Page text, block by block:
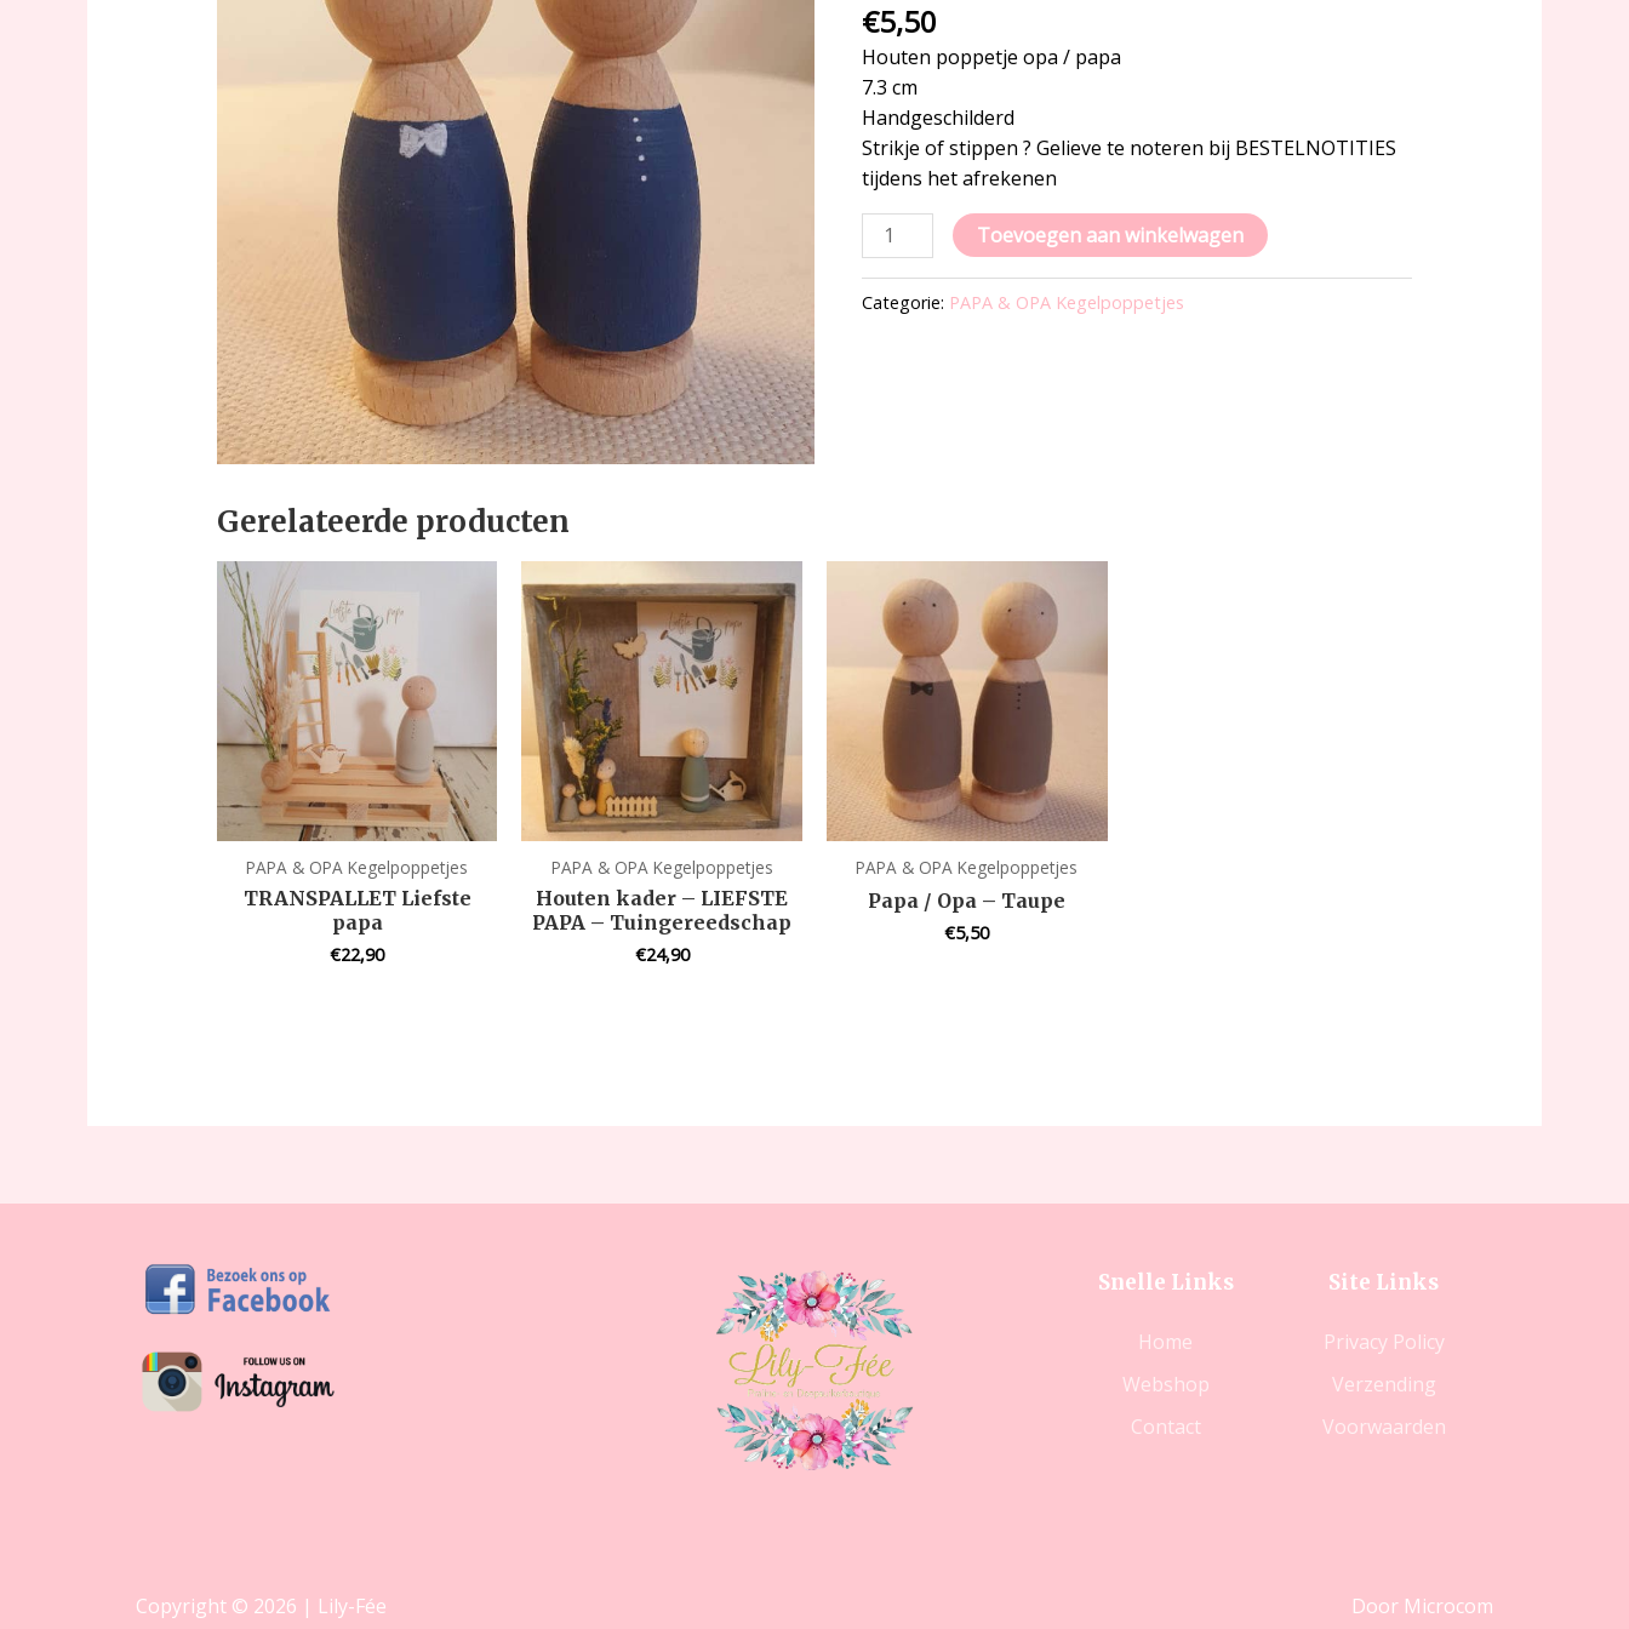
€5,50
Houten poppetje opa / papa
7.3 cm
Handgeschilderd
Strikje of stippen ? Gelieve te noteren bij BESTELNOTITIES
tijdens het afrekenen
aantal
Toevoegen aan winkelwagen
Categorie: PAPA & OPA Kegelpoppetjes
Gerelateerde producten
PAPA & OPA Kegelpoppetjes
TRANSPALLET Liefste
papa
€22,90
PAPA & OPA Kegelpoppetjes
Houten kader – LIEFSTE
PAPA – Tuingereedschap
€24,90
PAPA & OPA Kegelpoppetjes
Papa / Opa – Taupe
€5,50
Snelle Links
Home
Webshop
Contact
Site Links
Privacy Policy
Verzending
Voorwaarden
Copyright © 2026 | Lily-Fée Door Microcom